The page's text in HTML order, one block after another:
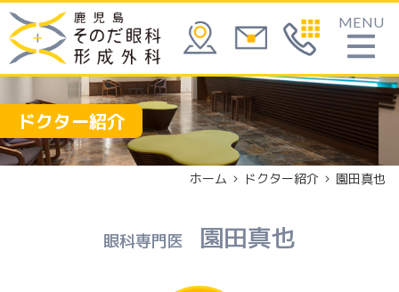
MENU
ドクター紹介
ホーム ドクター紹介 園田真也
眼科専門医 園田真也